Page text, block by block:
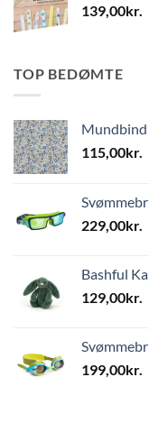
139,00kr.
TOP BEDØMTE
Mundbind
115,00kr.
229,00kr.
Bashful
129,00kr.
199,00kr.